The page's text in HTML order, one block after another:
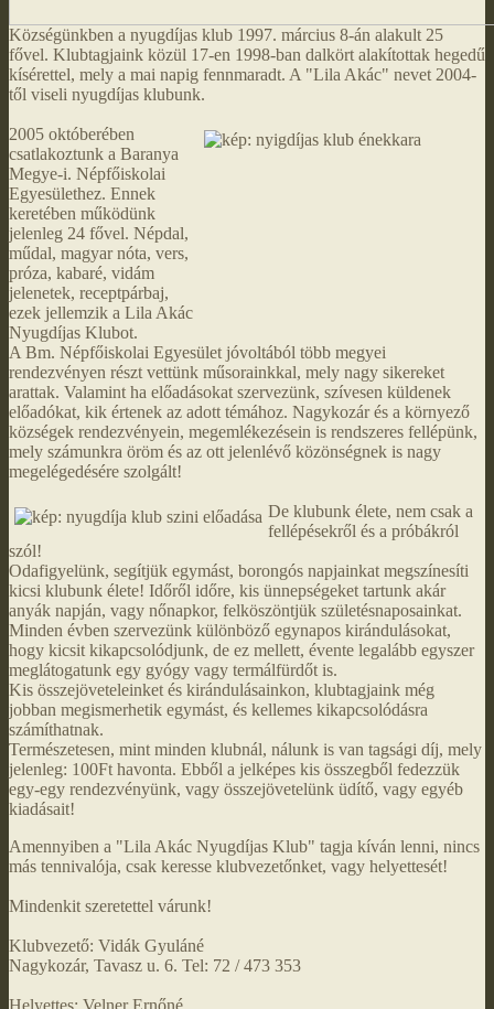
Községünkben a nyugdíjas klub 1997. március 8-án alakult 25
fővel. Klubtagjaink közül 17-en 1998-ban dalkört alakítottak hegedű
kísérettel, mely a mai napig fennmaradt. A "Lila Akác" nevet 2004-
től viseli nyugdíjas klubunk.
2005 októberében
csatlakoztunk a Baranya
Megye-i. Népfőiskolai
Egyesülethez. Ennek
keretében működünk
jelenleg 24 fővel. Népdal,
műdal, magyar nóta, vers,
próza, kabaré, vidám
jelenetek, receptpárbaj,
ezek jellemzik a Lila Akác
Nyugdíjas Klubot.
A Bm. Népfőiskolai Egyesület jóvoltából több megyei
rendezvényen részt vettünk műsorainkkal, mely nagy sikereket
arattak. Valamint ha előadásokat szervezünk, szívesen küldenek
előadókat, kik értenek az adott témához. Nagykozár és a környező
községek rendezvényein, megemlékezésein is rendszeres fellépünk,
mely számunkra öröm és az ott jelenlévő közönségnek is nagy
megelégedésére szolgált!
De klubunk élete, nem csak a
fellépésekről és a próbákról
szól!
Odafigyelünk, segítjük egymást, borongós napjainkat megszínesíti
kicsi klubunk élete! Időről időre, kis ünnepségeket tartunk akár
anyák napján, vagy nőnapkor, felköszöntjük születésnaposainkat.
Minden évben szervezünk különböző egynapos kirándulásokat,
hogy kicsit kikapcsolódjunk, de ez mellett, évente legalább egyszer
meglátogatunk egy gyógy vagy termálfürdőt is.
Kis összejöveteleinket és kirándulásainkon, klubtagjaink még
jobban megismerhetik egymást, és kellemes kikapcsolódásra
számíthatnak.
Természetesen, mint minden klubnál, nálunk is van tagsági díj, mely
jelenleg: 100Ft havonta. Ebből a jelképes kis összegből fedezzük
egy-egy rendezvényünk, vagy összejövetelünk üdítő, vagy egyéb
kiadásait!
Amennyiben a "Lila Akác Nyugdíjas Klub" tagja kíván lenni, nincs
más tennivalója, csak keresse klubvezetőnket, vagy helyettesét!
Mindenkit szeretettel várunk!
Klubvezető: Vidák Gyuláné
Nagykozár, Tavasz u. 6. Tel: 72 / 473 353
Helyettes: Velner Ernőné